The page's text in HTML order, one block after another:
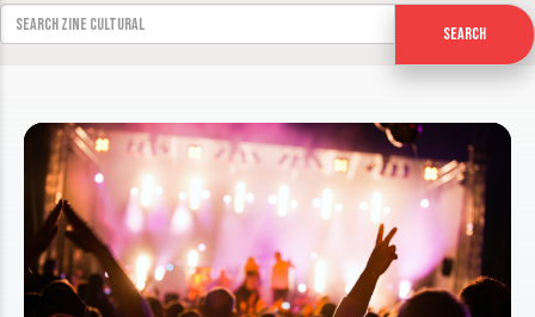
Search for:
Search